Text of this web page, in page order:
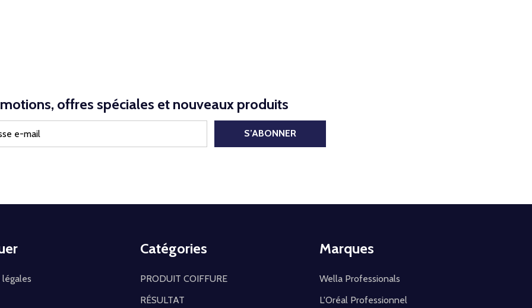
offres spéciales et nouveaux produits
S’ABONNER
Catégories
PRODUIT COIFFURE
RÉSULTAT
Marques
Wella Professionals
L'Oréal Professionnel